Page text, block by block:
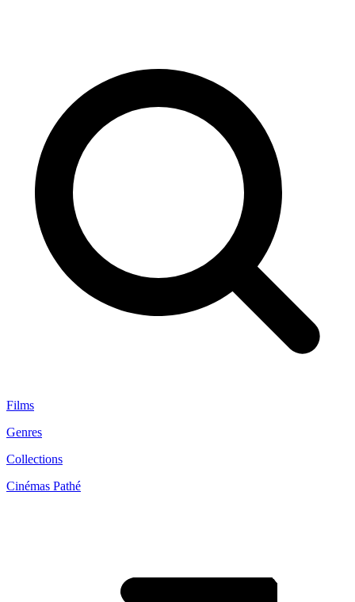
Films
Genres
Collections
Cinémas Pathé